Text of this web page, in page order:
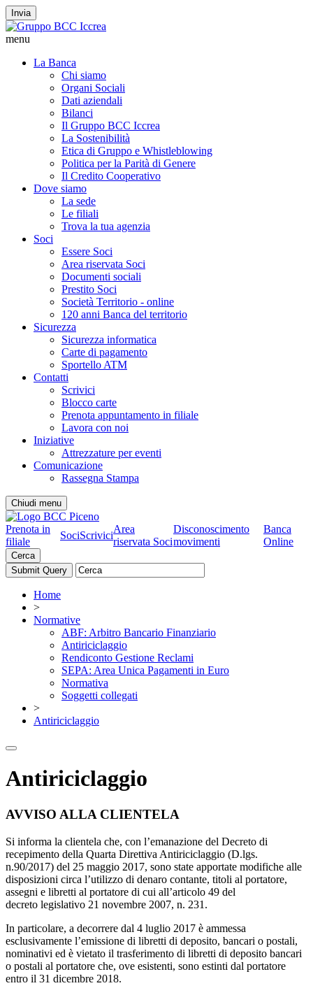
Invia
menu
La Banca
Chi siamo
Organi Sociali
Dati aziendali
Bilanci
Il Gruppo BCC Iccrea
La Sostenibilità
Etica di Gruppo e Whistleblowing
Politica per la Parità di Genere
Il Credito Cooperativo
Dove siamo
La sede
Le filiali
Trova la tua agenzia
Soci
Essere Soci
Area riservata Soci
Documenti sociali
Prestito Soci
Società Territorio - online
120 anni Banca del territorio
Sicurezza
Sicurezza informatica
Carte di pagamento
Sportello ATM
Contatti
Scrivici
Blocco carte
Prenota appuntamento in filiale
Lavora con noi
Iniziative
Attrezzature per eventi
Comunicazione
Rassegna Stampa
Chiudi menu
Prenota in
filiale
SociScrivici
Area
riservata Soci
Disconoscimento
movimenti
Banca
Online
Cerca
Home
>
Normative
ABF: Arbitro Bancario Finanziario
Antiriciclaggio
Rendiconto Gestione Reclami
SEPA: Area Unica Pagamenti in Euro
Normativa
Soggetti collegati
>
Antiriciclaggio
Antiriciclaggio
AVVISO ALLA CLIENTELA
Si informa la clientela che, con l’emanazione del Decreto di
recepimento della Quarta Direttiva Antiriciclaggio (D.lgs.
n.90/2017) del 25 maggio 2017, sono state apportate modifiche alle
disposizioni circa l’utilizzo di denaro contante, titoli al portatore,
assegni e libretti al portatore di cui all’articolo 49 del
decreto legislativo 21 novembre 2007, n. 231.
In particolare, a decorrere dal 4 luglio 2017 è ammessa
esclusivamente l’emissione di libretti di deposito, bancari o postali,
nominativi ed è vietato il trasferimento di libretti di deposito bancari
o postali al portatore che, ove esistenti, sono estinti dal portatore
entro il 31 dicembre 2018.